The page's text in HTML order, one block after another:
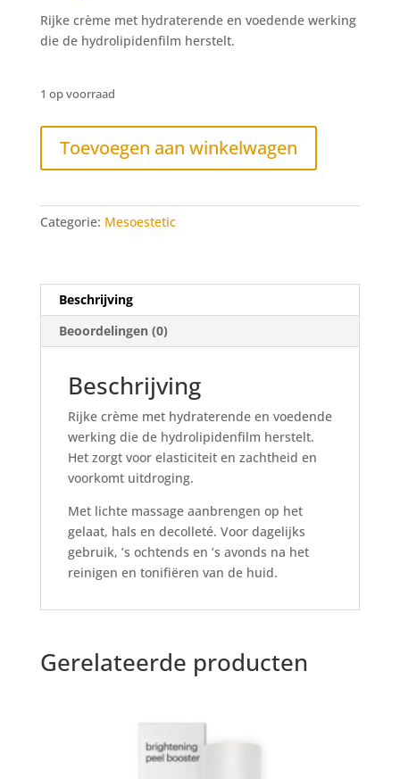
Rijke crème met hydraterende en voedende werking
die de hydrolipidenfilm herstelt.
1 op voorraad
hydra-
vital
k
Toevoegen aan winkelwagen
Categorie: Mesoestetic
Beschrijving
Beoordelingen (0)
Beschrijving
Rijke crème met hydraterende en voedende
werking die de hydrolipidenfilm herstelt.
Het zorgt voor elasticiteit en zachtheid en
voorkomt uitdroging.
Met lichte massage aanbrengen op het
gelaat, hals en decolleté. Voor dagelijks
gebruik, ’s ochtends en ’s avonds na het
reinigen en tonifiëren van de huid.
Gerelateerde producten